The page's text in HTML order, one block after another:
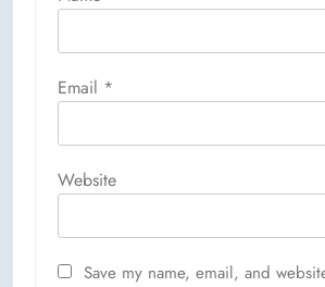
Email *
Website
Save my name, email, and